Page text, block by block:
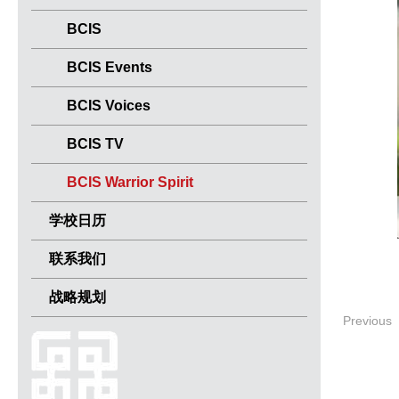
BCIS
BCIS Events
BCIS Voices
BCIS TV
BCIS Warrior Spirit
学校日历
联系我们
战略规划
Previous